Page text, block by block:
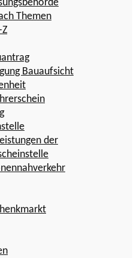
Themen
Bauaufsicht
der